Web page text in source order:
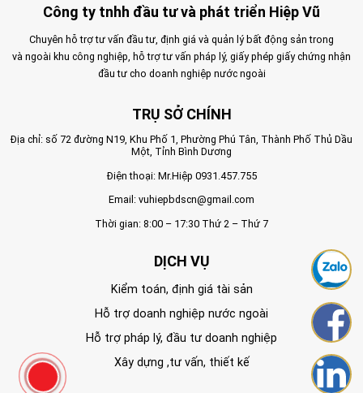
Công ty tnhh đầu tư và phát triển Hiệp Vũ
Chuyên hỗ trợ tư vấn đầu tư, định giá và quản lý bất động sản trong
và ngoài khu công nghiệp, hỗ trợ tư vấn pháp lý, giấy phép giấy chứng nhận
đầu tư cho doanh nghiệp nước ngoài
TRỤ SỞ CHÍNH
Địa chỉ: số 72 đường N19, Khu Phố 1, Phường Phú Tân, Thành Phố Thủ Dầu
Một, Tỉnh Bình Dương
Điện thoại: Mr.Hiệp 0931.457.755
Email: vuhiepbdscn@gmail.com
Thời gian: 8:00 – 17:30 Thứ 2 – Thứ 7
DỊCH VỤ
Kiểm toán, định giá tài sản
Hỗ trợ doanh nghiệp nước ngoài
Hỗ trợ pháp lý, đầu tư doanh nghiệp
Xây dựng ,tư vấn, thiết kế